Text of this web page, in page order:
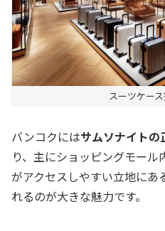
スーツケー
バンコクにはサムソナイト
り、主にショッピングモール
がアクセスしやすい立地にあ
れるのが大きな魅力です。